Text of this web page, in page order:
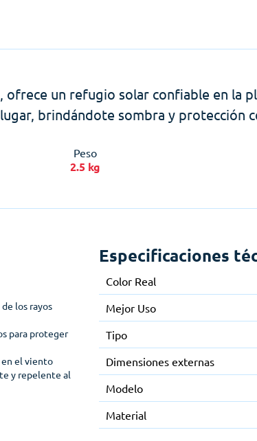
un refugio solar confiable en la
brindándote sombra y protección
Peso
2.5 kg
los rayos
para proteger
en el viento
y repelente al
Especificaciones
Color Real
Mejor Uso
Tipo
Dimensiones externas
Modelo
Material